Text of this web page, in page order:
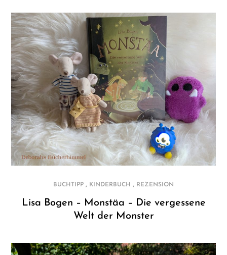
BUCHTIPP , KINDERBUCH , REZENSION
Lisa Bogen – Monstäa – Die vergessene
Welt der Monster